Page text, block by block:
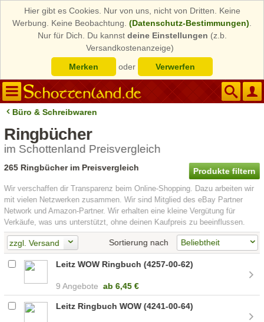
Hier gibt es Cookies. Nur von uns, nicht von Dritten. Keine
Werbung. Keine Beobachtung. (Datenschutz-Bestimmungen)
Nur für Dich. Du kannst deine Einstellungen (z.b.
Versandkostenanzeige)
Merken
oder Verwerfen
Büro & Schreibwaren
Ringbücher
im Schottenland Preisvergleich
Produkte filtern
265 Ringbücher im Preisvergleich
Wir verschaffen dir Transparenz beim Online-Shopping. Dazu arbeiten wir
mit vielen Netzwerken zusammen. Wir sind Mitglied des eBay Partner
Network und Amazon-Partner. Wir erhalten eine kleine Vergütung für
Verkäufe, was uns unterstützt, ohne deinen Kaufpreis zu beeinflussen.
zzgl. Versand Sortierung nach
Leitz WOW Ringbuch (4257-00-62)
9 Angebote ab 6,45 €
Leitz Ringbuch WOW (4241-00-64)